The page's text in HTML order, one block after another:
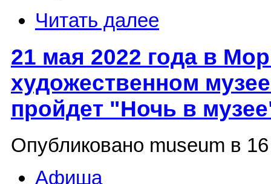
Читать далее
21 мая 2022 года в
художественном
пройдет "Ночь в
Опубликовано museum в
Афиша